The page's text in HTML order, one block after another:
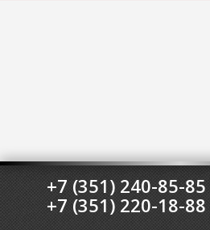
+7 (351) 240-85-85
+7 (351) 220-18-88